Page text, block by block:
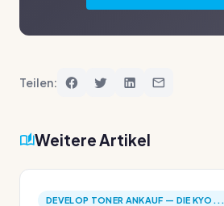
Teilen:
Weitere Artikel
DEVELOP TONER ANKAUF — DIE KYO...